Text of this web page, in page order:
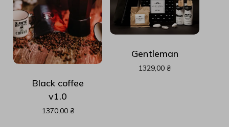
Black coffee
v1.0
1370,00 ₴
Gentleman
1329,00 ₴